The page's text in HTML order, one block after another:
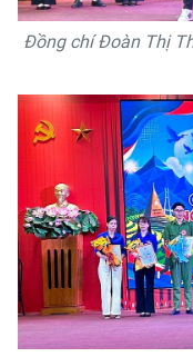
Đồng chí Đoàn Thị